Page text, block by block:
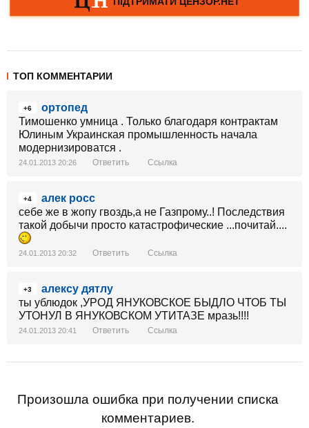
ТОП КОММЕНТАРИИ
+6
ортопед
Тимошенко умница . Только благодаря контрактам
Юлиным Украинская промышленность начала
модернизироватся .
24.01.2013 20:26 Ответить Ссылка
+4
алек росс
себе же в жопу гвоздь,а не Газпрому..! Последствия
такой добычи просто катастрофические ...почитай....
24.01.2013 20:32 Ответить Ссылка
+3
алексу дятлу
ты ублюдок ,УРОД ЯНУКОВСКОЕ БЫДЛО ЧТОБ ТЫ
УТОНУЛ В ЯНУКОВСКОМ УТИТАЗЕ мразь!!!!
24.01.2013 20:41 Ответить Ссылка
Произошла ошибка при получении списка
комментариев.